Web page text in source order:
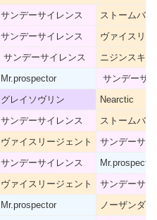
サンデーサイレンス
ストームバー
サンデーサイレンス ヴァイスリ
サンデーサイレンス
ニジンスキー
Mr.prospector
サンデーサ
グレイソヴリン Nearctic
サンデーサイレンス
ストームバー
ヴァイスリージェント
サンデーサイ
サンデーサイレンス Mr.prospector
ヴァイスリージェント
サンデーサイ
Mr.prospector
ノーザンダ